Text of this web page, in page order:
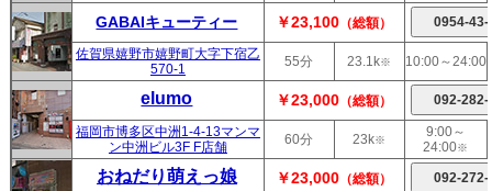
GABAIキューティー ￥23,100 （総額）
佐賀県嬉野市嬉野町大字下宿乙
570-1
55分 23.1k※ 10:00～24:00
elumo ￥23,000 （総額）
福岡市博多区中洲1-4-13マンマ
ン中洲ビル3F F店舗
60分 23k※
9:00～
24:00※
おねだり萌えっ娘 ￥23,000 （総額）